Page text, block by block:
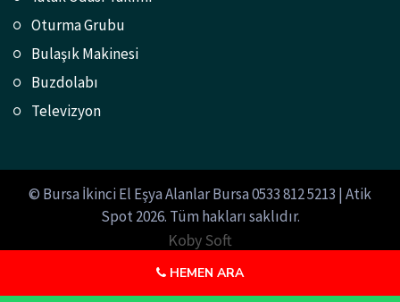
Oturma Grubu
Bulaşık Makinesi
Buzdolabı
Televizyon
© Bursa İkinci El Eşya Alanlar Bursa 0533 812 5213 | Atik
Spot 2026. Tüm hakları saklıdır.
Koby Soft
HEMEN ARA